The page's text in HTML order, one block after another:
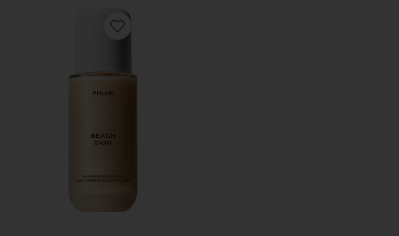
Favorite BEACH SKIN 바디 오일